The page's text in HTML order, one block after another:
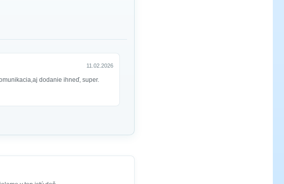
11.02.2026
dodanie ihneď, super.